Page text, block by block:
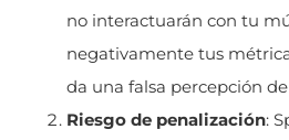
no interactuarán con tu
negativamente tus
da una falsa percepción
Riesgo de penalización: